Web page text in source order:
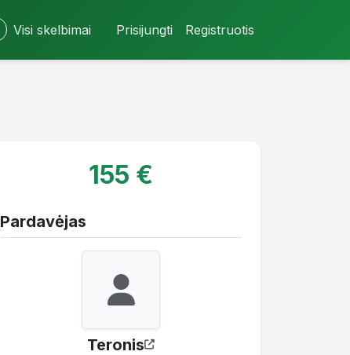
Visi skelbimai Prisijungti Registruotis
155 €
Pardavėjas
Teronis